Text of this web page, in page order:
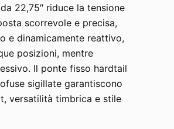
22,75″ riduce la tensione
scorrevole e precisa,
e dinamicamente reattivo,
posizioni, mentre
Il ponte fisso hardtail
sigillate garantiscono
versatilità timbrica e stile